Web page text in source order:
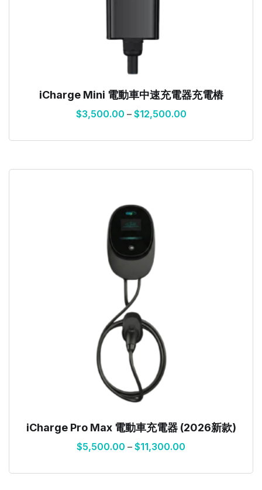
iCharge Mini 電動車中速充電器充電樁
$3,500.00 – $12,500.00
iCharge Pro Max 電動車充電器 (2026新款)
$5,500.00 – $11,300.00